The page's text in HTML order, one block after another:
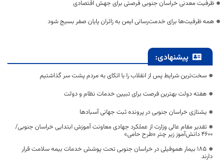
ظرفیت معدنی خراسان جنوبی فرصتی برای جهش اقتصادی
همه ظرفیت‌ها برای خدمت‌رسانی ایمن به زائران پایان صفر بسیج شود
پیشنهادی:
سخت‌ترین شرایط پس از انقلاب را با اتکای به مردم پشت سر گذاشتیم
هفته دولت بهترین فرصت برای تبیین خدمات نظام و دولت
یشتازی خراسان جنوبی در پرونده ثبت جهانی آسبادها
تقدیر مقام عالی وزارت از عملکرد جهادی معاونت آموزش ابتدایی خراسان جنوبی/
۴۶۰۰ دانش‌آموز زیر چتر «طرح حامی»
۱۸۵ بیمار هموفیلی در خراسان جنوبی تحت پوشش خدمات بیمه سلامت قرار
دارند